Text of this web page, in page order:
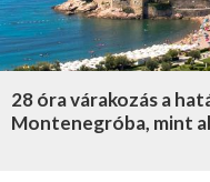
28 óra várakozás a
Montenegróba, mint